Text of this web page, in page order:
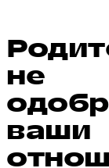
не
ваши